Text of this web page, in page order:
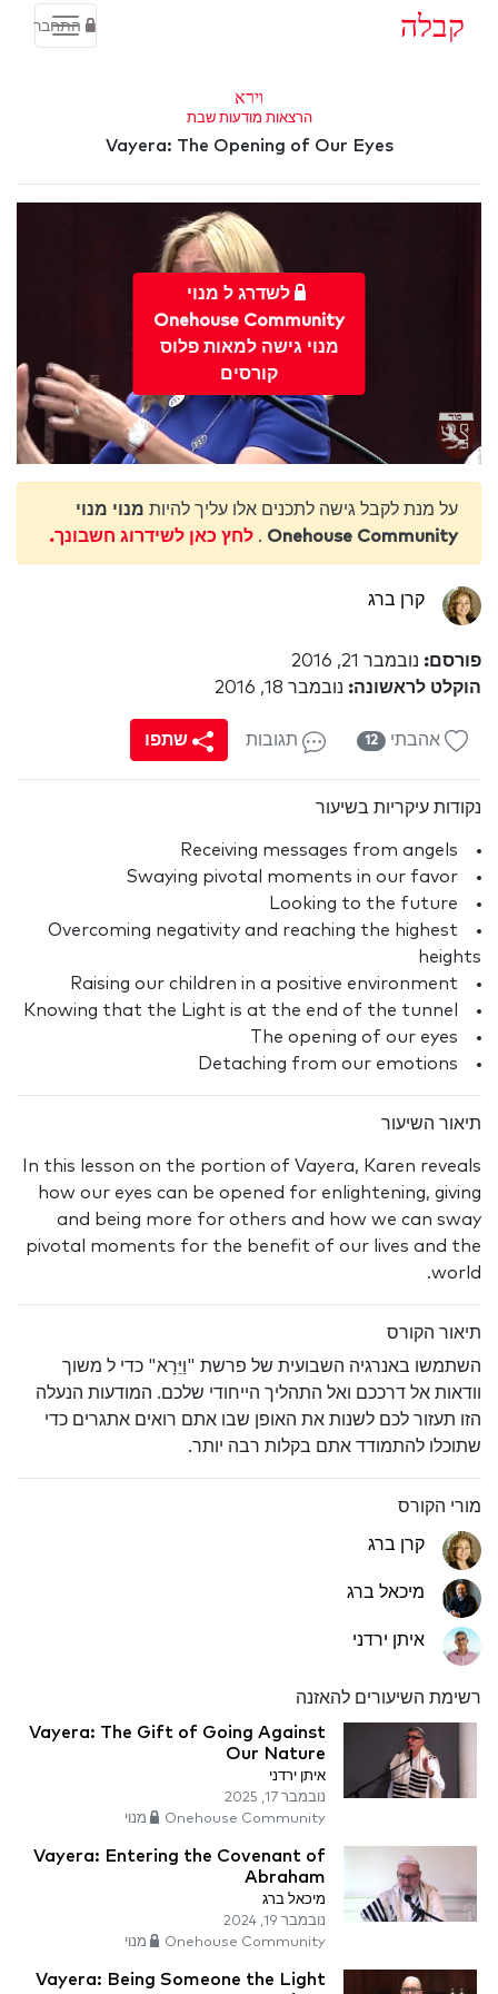
קבלה התחבר
וירא
הרצאות מודעות שבת
Vayera: The Opening of Our Eyes
לשדרג ל מנוי
Onehouse Community
מנוי גישה למאות פלוס
קורסים
על מנת לקבל גישה לתכנים אלו עליך להיות מנוי מנוי
Onehouse Community
. לחץ כאן לשידרוג חשבונך.
קרן ברג
פורסם: נובמבר 21, 2016
הוקלט לראשונה: נובמבר 18, 2016
אהבתי 12 תגובות שתפו
נקודות עיקריות בשיעור
Receiving messages from angels
Swaying pivotal moments in our favor
Looking to the future
Overcoming negativity and reaching the highest
heights
Raising our children in a positive environment
Knowing that the Light is at the end of the tunnel
The opening of our eyes
Detaching from our emotions
תיאור השיעור
In this lesson on the portion of Vayera, Karen reveals
how our eyes can be opened for enlightening, giving
and being more for others and how we can sway
pivotal moments for the benefit of our lives and the
world.
תיאור הקורס
השתמשו באנרגיה השבועית של פרשת "וַיֵּרָא" כדי ל משוך
וודאות אל דרככם ואל התהליך הייחודי שלכם. המודעות הנעלה
הזו תעזור לכם לשנות את האופן שבו אתם רואים אתגרים כדי
שתוכלו להתמודד אתם בקלות רבה יותר.
מורי הקורס
קרן ברג
מיכאל ברג
איתן ירדני
רשימת השיעורים להאזנה
Vayera: The Gift of Going Against
Our Nature
איתן ירדני
נובמבר 17, 2025
Onehouse Community מנוי
Vayera: Entering the Covenant of
Abraham
מיכאל ברג
נובמבר 19, 2024
Onehouse Community מנוי
Vayera: Being Someone the Light